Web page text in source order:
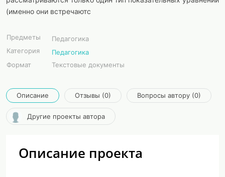
(именно они встречаютс
Предметы
Педагогика
Категория
Педагогика
Формат
Текстовые документы
Описание Отзывы (0) Вопросы автору (0)
Другие проекты автора
Описание проекта